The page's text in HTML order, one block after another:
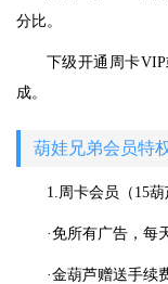
分比。
下级开通周卡
成。
葫娃兄弟会员特
1.周卡会员（15葫
·免所有广告，每
·金葫芦赠送手续